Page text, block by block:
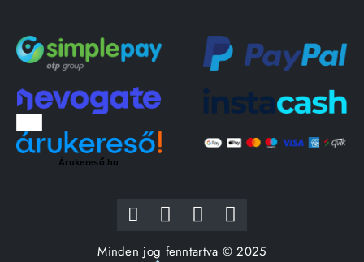
Árukereső.hu
Minden jog fenntartva © 2025